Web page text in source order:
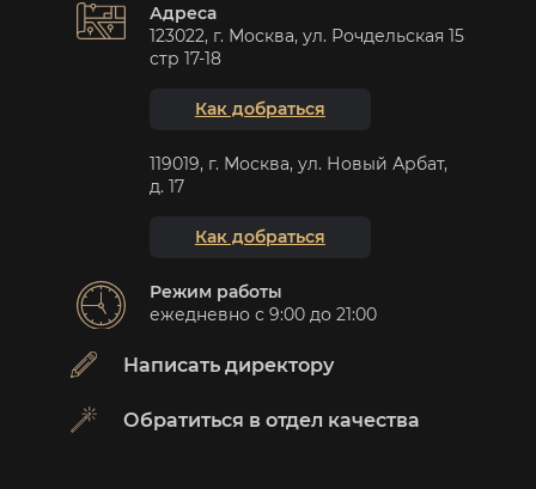
Адреса
123022, г. Москва, ул. Рочдельская 15
стр 17-18
Как добраться
119019, г. Москва, ул. Новый Арбат,
д. 17
Как добраться
Режим работы
ежедневно с 9:00 до 21:00
Написать директору
Обратиться в отдел качества